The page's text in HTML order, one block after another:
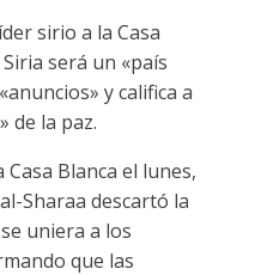
sirio a la Casa
será un «país
y califica a
de la paz.
Blanca el lunes,
Sharaa descartó la
uniera a los
que las